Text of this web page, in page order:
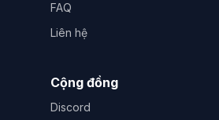
FAQ
Liên hệ
Cộng đồng
Discord